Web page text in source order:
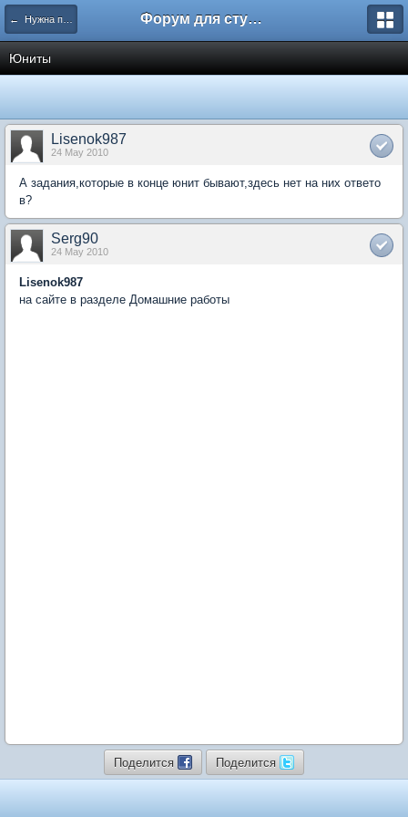
← Нужна помощь Форум для студента СГА
Юниты
Lisenok987
24 May 2010
А задания,которые в конце юнит бывают,здесь нет на них ответо
в?
Serg90
24 May 2010
Lisenok987
на сайте в разделе Домашние работы
Поделится Поделится